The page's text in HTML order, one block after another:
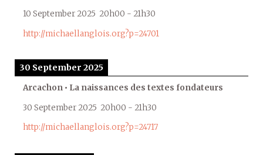
10 September 2025 20h00 - 21h30
http://michaellanglois.org?p=24701
30 September 2025
Arcachon • La naissances des textes fondateurs
30 September 2025 20h00 - 21h30
http://michaellanglois.org?p=24717